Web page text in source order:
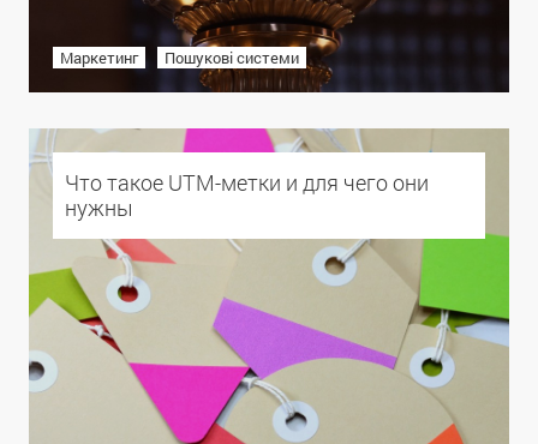
Маркетинг Пошукові системи
Что такое UTM-метки и для чего они
нужны